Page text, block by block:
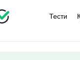
Тести